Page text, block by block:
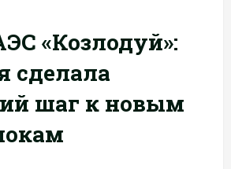
«Козлодуй»:
сделала
шаг к новым